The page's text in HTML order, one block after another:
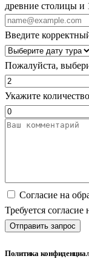
древние столицы и
Введите
Пожалуйста,
Укажите
Согласие на
Требуется
Отправить запрос
Политика